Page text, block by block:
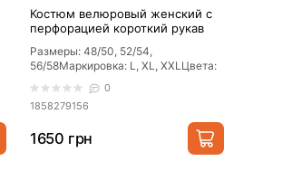
Костюм велюровый женский с
перфорацией короткий рукав
Размеры: 48/50, 52/54,
56/58Маркировка: L, XL, ХXLЦвета:
электрик, ..
0
1858279156
1650 грн